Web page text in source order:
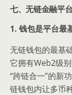
七、无链金融平
1. 钱包是平台最
无链钱包的最基
它拥有Web2级
“跨链合一”的新
链钱包内让多币